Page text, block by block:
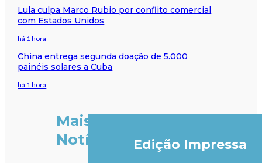
Lula culpa Marco Rubio por conflito comercial
com Estados Unidos
há 1 hora
China entrega segunda doação de 5.000
painéis solares a Cuba
há 1 hora
Mais
Notícias
Edição Impressa